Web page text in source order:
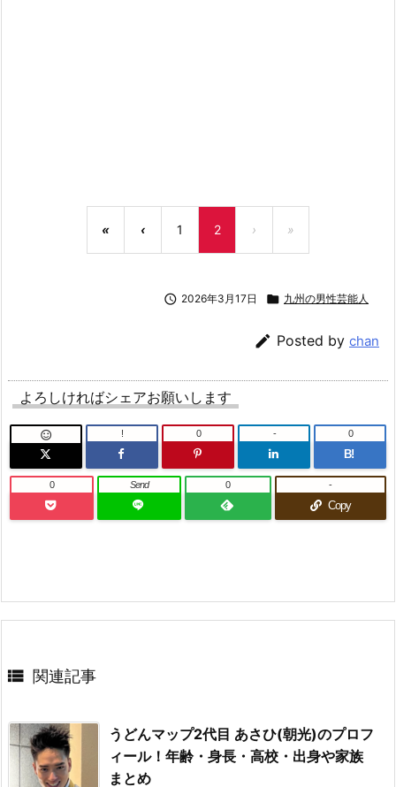
« ‹ 1 2 › »
 2026年3月17日  九州の男性芸能人
 Posted by chan
よろしければシェアお願いします
 ! 0 -
B!
0
0 Send 0
Copy
-
 関連記事
うどんマップ2代目 あさひ(朝光)のプロフ
ィール！年齢・身長・高校・出身や家族
まとめ